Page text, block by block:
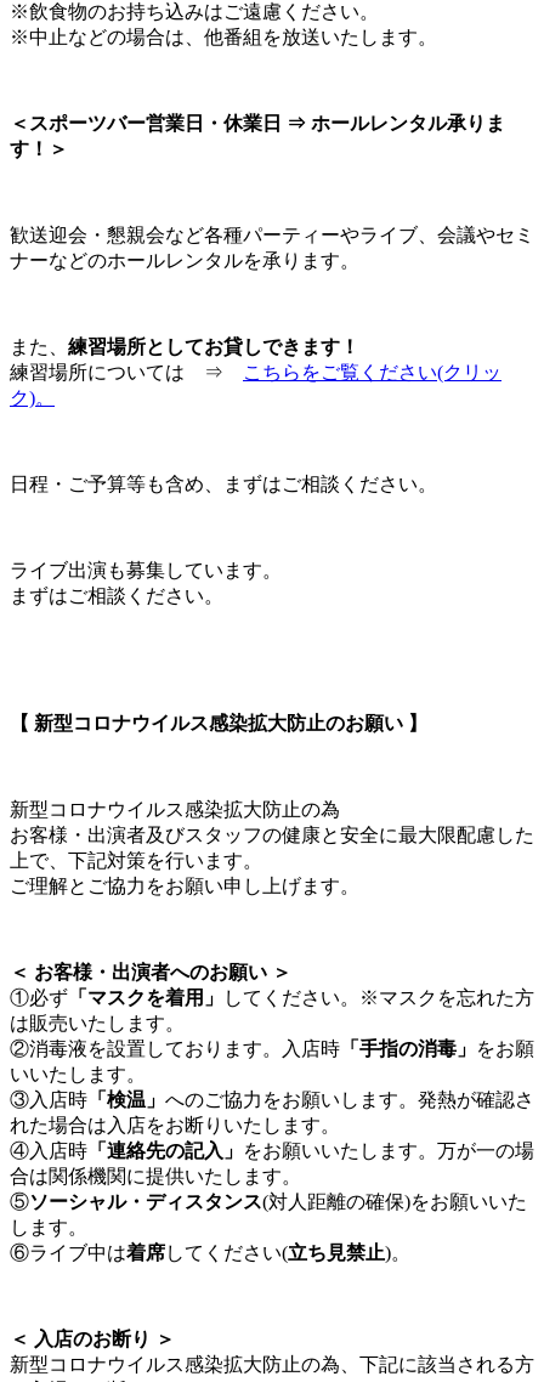
※飲食物のお持ち込みはご遠慮ください。
※中止などの場合は、他番組を放送いたします。
＜スポーツバー営業日・休業日 ⇒ ホールレンタル承りま
す！＞
歓送迎会・懇親会など各種パーティーやライブ、会議やセミ
ナーなどのホールレンタルを承ります。
また、 練習場所としてお貸しできます！
練習場所については ⇒
こちらをご覧ください(クリッ
ク)。
日程・ご予算等も含め、まずはご相談ください。
ライブ出演も募集しています。
まずはご相談ください。
【 新型コロナウイルス感染拡大防止のお願い 】
新型コロナウイルス感染拡大防止の為
お客様・出演者及びスタッフの健康と安全に最大限配慮した
上で、下記対策を行います。
ご理解とご協力をお願い申し上げます。
＜ お客様・出演者へのお願い ＞
①必ず 「マスクを着用」
してください。※マスクを忘れた方
は販売いたします。
②消毒液を設置しております。入店時 「手指の消毒」 をお願
いいたします。
③入店時 「検温」 へのご協力をお願いします。発熱が確認さ
れた場合は入店をお断りいたします。
④入店時 「連絡先の記入」 をお願いいたします。万が一の場
合は関係機関に提供いたします。
⑤ソーシャル・ディスタンス(対人距離の確保)をお願いいた
します。
⑥ライブ中は着席してください(立ち見禁止)。
＜ 入店のお断り ＞
新型コロナウイルス感染拡大防止の為、下記に該当される方